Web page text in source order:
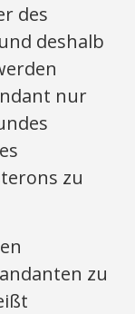
des
deshalb
nur
zu
zu